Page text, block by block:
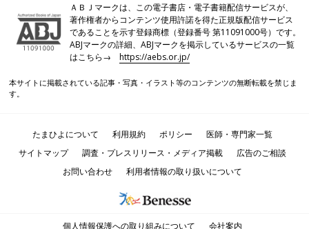
ＡＢＪマークは、この電子書店・電子書籍配信サービスが、
著作権者からコンテンツ使用許諾を得た正規版配信サービス
であることを示す登録商標（登録番号 第11091000号）です。
ABJマークの詳細、ABJマークを掲示しているサービスの一覧
はこちら→https://aebs.or.jp/
本サイトに掲載されている記事・写真・イラスト等のコンテンツの無断転載を禁じま
す。
たまひよについて 利用規約 ポリシー
医師・専門家一覧
サイトマップ
調査・プレスリリース・メディア掲載
広告のご相談
お問い合わせ
利用者情報の取り扱いについて
個人情報保護への取り組みについて 会社案内